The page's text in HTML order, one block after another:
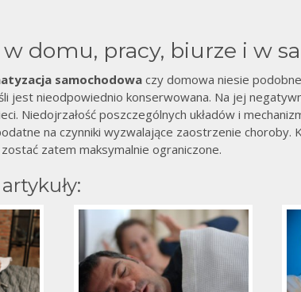
domu, pracy, biurze i w
samochodowa czy domowa niesie
jest nieodpowiednio konserwowana. Na jej
Niedojrzałość poszczególnych układów i
na czynniki wyzwalające zaostrzenie choroby.
zatem maksymalnie ograniczone.